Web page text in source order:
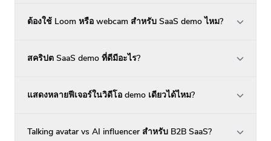
ต้องใช้ Loom หรือ webcam สำหรับ SaaS demo ไหม?
สคริปต SaaS demo ที่ดีมีอะไร?
แสดงหลายฟีเจอร์ในวิดีโอ demo เดียวได้ไหม?
Talking avatar vs AI influencer สำหรับ B2B SaaS?